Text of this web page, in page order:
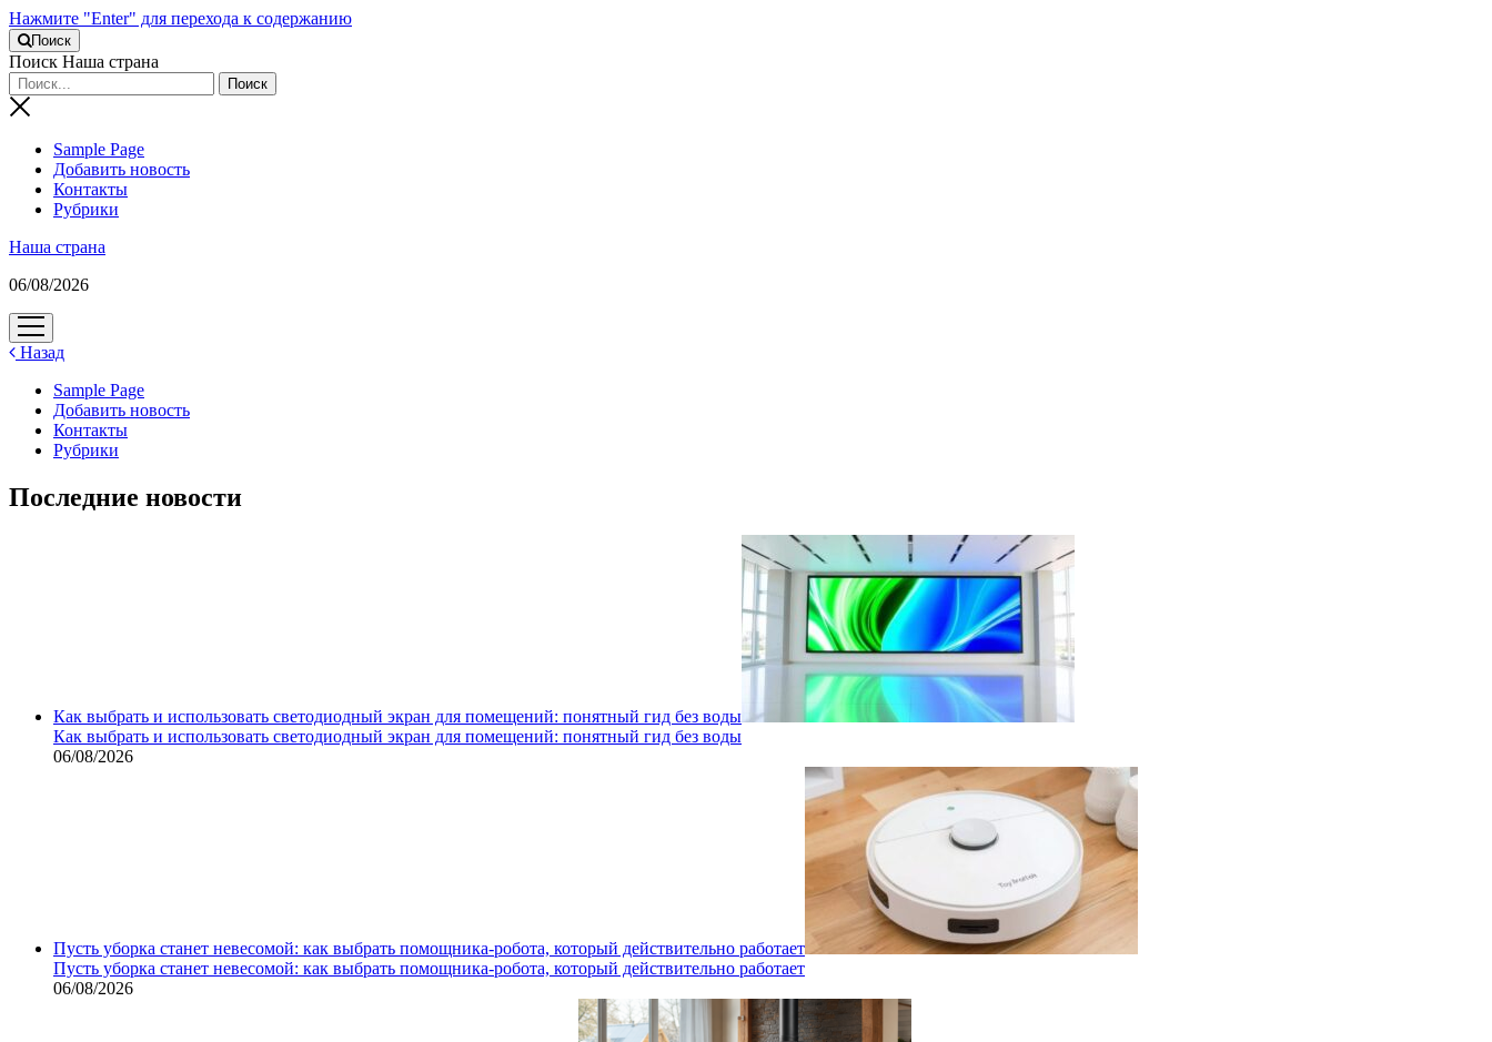
Нажмите "Enter" для перехода к содержанию
Поиск
Поиск Наша страна
Sample Page
Добавить новость
Контакты
Рубрики
Наша страна
06/08/2026
открыть
меню
Назад
Sample Page
Добавить новость
Контакты
Рубрики
Последние новости
Как выбрать и использовать светодиодный экран для помещений: понятный гид без воды
Как выбрать и использовать светодиодный экран для помещений: понятный гид без воды
06/08/2026
Пусть уборка станет невесомой: как выбрать помощника‑робота, который действительно работает
Пусть уборка станет невесомой: как выбрать помощника‑робота, который действительно работает
06/08/2026